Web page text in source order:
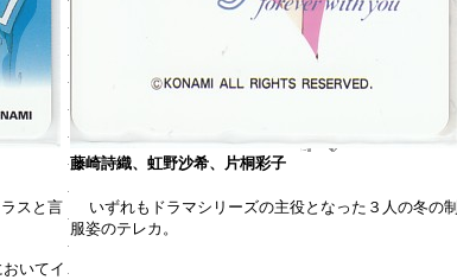
スと言
いてイ
藤崎詩織、虹野沙希、片桐彩子
いずれもドラマシリーズの主役となった３人の冬の制
服姿のテレカ。